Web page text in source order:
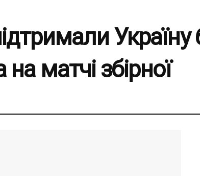
матчі збірної